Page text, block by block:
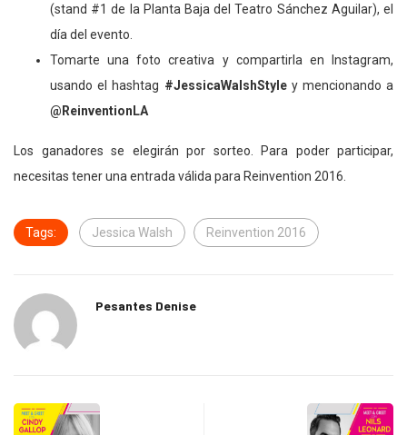
(stand #1 de la Planta Baja del Teatro Sánchez Aguilar), el
día del evento.
Tomarte una foto creativa y compartirla en Instagram,
usando el hashtag #JessicaWalshStyley mencionando a
@ReinventionLA
Los ganadores se elegirán por sorteo. Para poder participar,
necesitas tener una entrada válida para Reinvention 2016.
Tags: Jessica Walsh Reinvention 2016
Pesantes Denise